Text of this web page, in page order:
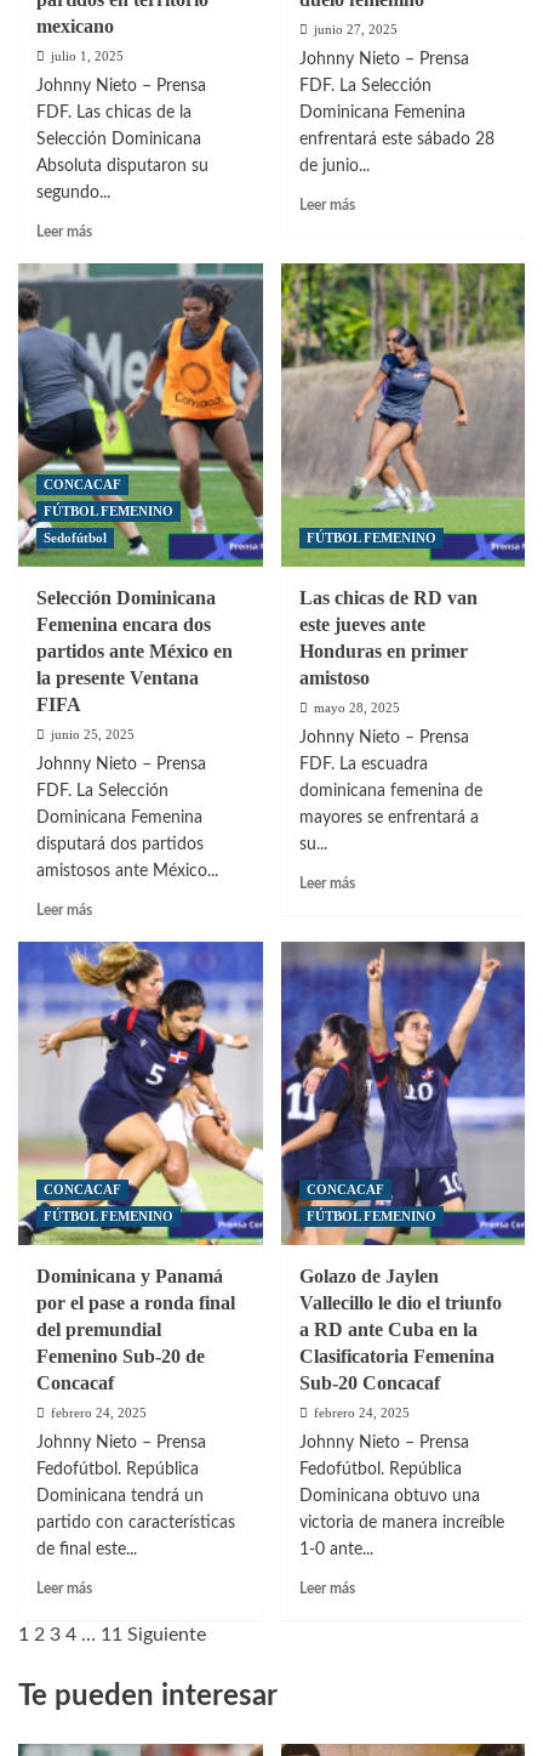
mexicano
julio 1, 2025
Johnny Nieto – Prensa
FDF. Las chicas de la
Selección Dominicana
Absoluta disputaron su
segundo...
Leer másLeer
sobre
completó
gira
de
partidos
en
territorio
mexicano
junio 27, 2025
Johnny Nieto – Prensa
FDF. La Selección
Dominicana Femenina
enfrentará este sábado 28
de junio...
Leer másLeer
República
Dominicana
vs
México
este
sábado
en
duelo
femenino
CONCACAF
FÚTBOL FEMENINO
Sedofútbol
Selección Dominicana
Femenina encara dos
partidos ante México en
la presente Ventana
FIFA
junio 25, 2025
Johnny Nieto – Prensa
FDF. La Selección
Dominicana Femenina
disputará dos partidos
amistosos ante México...
Leer másLeer
sobre
Selección
Dominicana
Femenina
encara
dos
partidos
México
en
la
presente
Ventana
FÚTBOL FEMENINO
Las chicas de RD van
este jueves ante
Honduras en primer
amistoso
mayo 28, 2025
Johnny Nieto – Prensa
FDF. La escuadra
dominicana femenina de
mayores se enfrentará a
su...
Leer másLeer
chicas
de
RD
van
este
jueves
ante
Honduras
en
primer
amistoso
CONCACAF
FÚTBOL FEMENINO
Dominicana y Panamá
por el pase a ronda final
del premundial
Femenino Sub-20 de
Concacaf
febrero 24, 2025
Johnny Nieto – Prensa
Fedofútbol. República
Dominicana tendrá un
partido con características
de final este...
Leer másLeer
sobre
Panamá
el
CONCACAF
FÚTBOL FEMENINO
Golazo de Jaylen
Vallecillo le dio el triunfo
a RD ante Cuba en la
Clasificatoria Femenina
Sub-20 Concacaf
febrero 24, 2025
Johnny Nieto – Prensa
Fedofútbol. República
Dominicana obtuvo una
victoria de manera increíble
1-0 ante...
Leer másLeer
le
1 2 3 4 … 11 Siguiente
Te pueden interesar